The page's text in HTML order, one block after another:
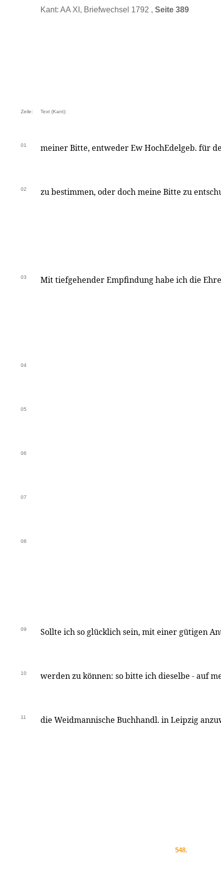
Kant: AA XI, Briefwechsel 1792 , Seite 389
Zeile: Text (Kant):
01 meiner Bitte, entweder Ew HochEdelgeb. für
02 zu bestimmen, oder doch meine Bitte zu
03 Mit tiefgehender Empfindung habe ich die
04
05
06
07
08
09 Sollte ich so glücklich sein, mit einer gütigen
10 werden zu können: so bitte ich dieselbe - auf
11 die Weidmannische Buchhandl. in Leipzig
548.